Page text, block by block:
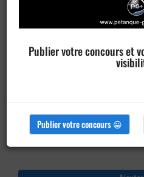
Publier votre concours et
Publier votre concours 😀